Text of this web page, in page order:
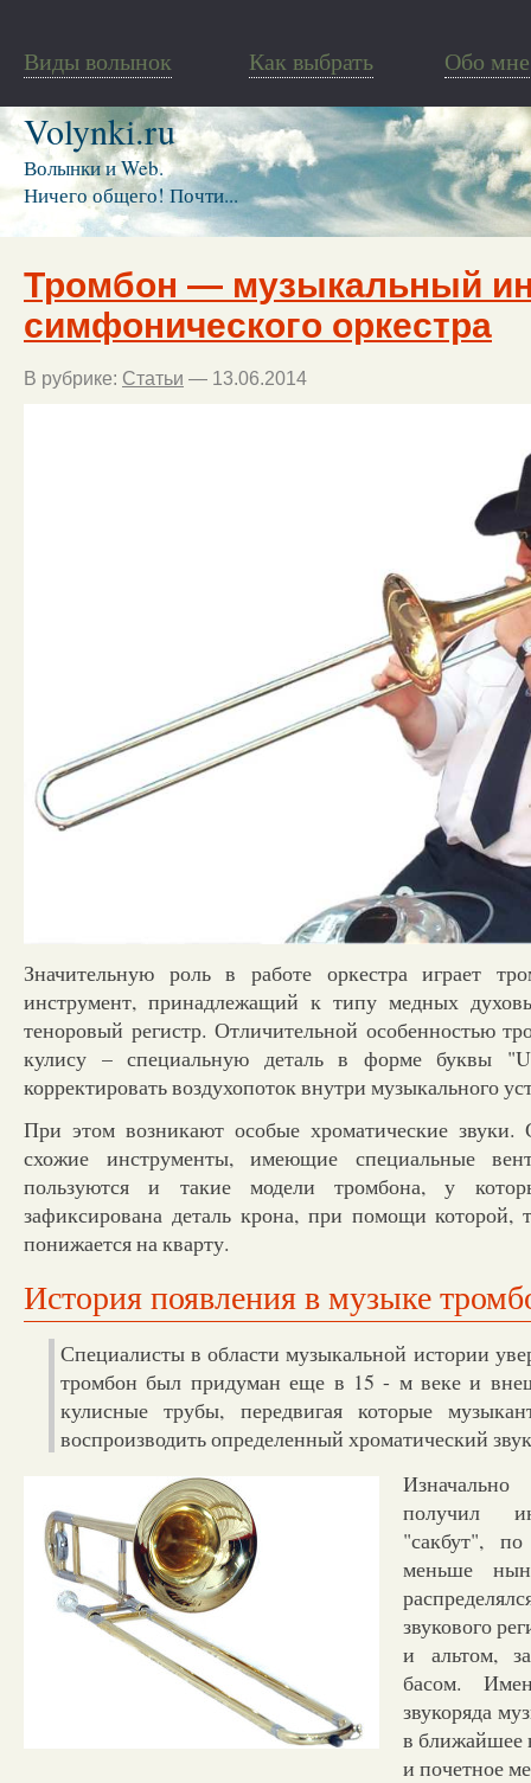
Виды волынок Как выбрать Обо мне
Volynki.ru
Волынки и Web.
Ничего общего! Почти...
Тромбон — музыкальный
симфонического оркестра
В рубрике: Статьи — 13.06.2014
Значительную роль в работе оркестра играет
инструмент, принадлежащий к типу медных
теноровый регистр. Отличительной особенностью
кулису – специальную деталь в форме буквы
корректировать воздухопоток внутри музыкального
При этом возникают особые хроматические звуки.
схожие инструменты, имеющие специальные
пользуются и такие модели тромбона, у
зафиксирована деталь крона, при помощи которой,
понижается на кварту.
История появления в музыке
Специалисты в области музыкальной истории
тромбон был придуман еще в 15 - м веке и
кулисные трубы, передвигая которые
воспроизводить определенный хроматический
получил
"сакбут",
меньше
звукового
и альтом,
басом.
звукоряда
в ближайшее
и почетное